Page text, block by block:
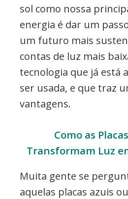
sol como nossa
energia é dar um
um futuro mais
contas de luz mais
tecnologia que já está
ser usada, e que traz
vantagens.
Como as
Transformam Luz
Muita gente se
aquelas placas azuis